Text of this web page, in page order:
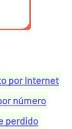
por Internet
número
perdido